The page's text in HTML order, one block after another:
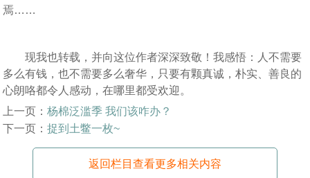
焉……
现我也转载，并向这位作者深深致敬！我感悟：人不需要
多么有钱，也不需要多么奢华，只要有颗真诚，朴实、善良的
心朗咯都令人感动，在哪里都受欢迎。
上一页：杨棉泛滥季 我们该咋办？
下一页：捉到土鳖一枚~
返回栏目查看更多相关内容